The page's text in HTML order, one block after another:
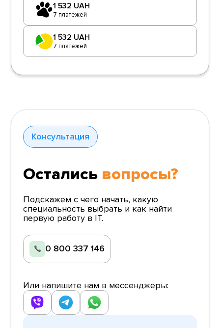
1 532 UAH
7 платежей
1 532 UAH
7 платежей
Консультация
Остались вопросы?
Подскажем с чего начать, какую
специальность выбрать и как найти
первую работу в IT.
0 800 337 146
Или напишите нам в мессенджеры: